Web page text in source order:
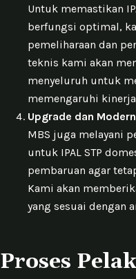
Untuk memastikan
berfungsi optimal,
pemeliharaan dan
teknis kami akan
menyeluruh untuk
memengaruhi kinerja
Upgrade dan
MBS juga melayani
untuk IPAL STP
pembaruan agar
Kami akan
yang sesuai dengan
Proses